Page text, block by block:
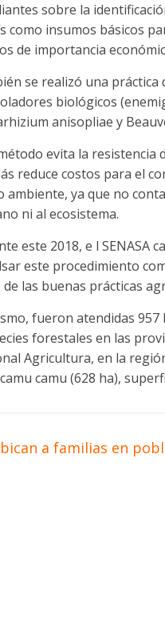
sobre la
como insumos básicos
de importancia
se realizó una
biológicos
anisopliae y
evita la resistencia
reduce costos para el
ambiente, ya que no
ni al ecosistema.
este 2018, e l SENASA
este procedimiento
las buenas prácticas
fueron atendidas
forestales en las
Agricultura, en la
camu (628 ha),
a familias en